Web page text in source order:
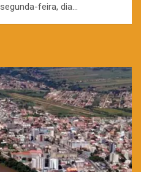
feira, dia…